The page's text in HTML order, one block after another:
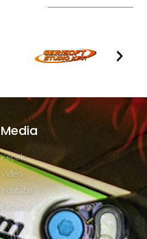
Media
Képek
Video
Youtube
Facebook